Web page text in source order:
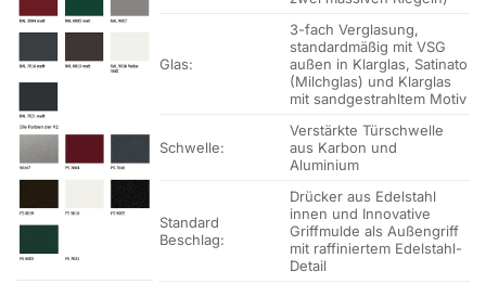
Glas:
3-fach Verglasung,
standardmäßig mit VSG
außen in Klarglas, Satinato
(Milchglas) und Klarglas
mit sandgestrahltem Motiv
Schwelle:
Verstärkte Türschwelle
aus Karbon und
Aluminium
Standard
Beschlag:
Drücker aus Edelstahl
innen und Innovative
Griffmulde als Außengriff
mit raffiniertem Edelstahl-
Detail